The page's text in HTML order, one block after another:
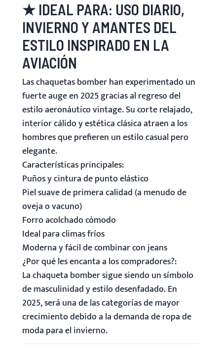
★ IDEAL PARA: USO DIARIO,
INVIERNO Y AMANTES DEL
ESTILO INSPIRADO EN LA
AVIACIÓN
Las chaquetas bomber han experimentado un
fuerte auge en 2025 gracias al regreso del
estilo aeronáutico vintage. Su corte relajado,
interior cálido y estética clásica atraen a los
hombres que prefieren un estilo casual pero
elegante.
Características principales:
Puños y cintura de punto elástico
Piel suave de primera calidad (a menudo de
oveja o vacuno)
Forro acolchado cómodo
Ideal para climas fríos
Moderna y fácil de combinar con jeans
¿Por qué les encanta a los compradores?:
La chaqueta bomber sigue siendo un símbolo
de masculinidad y estilo desenfadado. En
2025, será una de las categorías de mayor
crecimiento debido a la demanda de ropa de
moda para el invierno.